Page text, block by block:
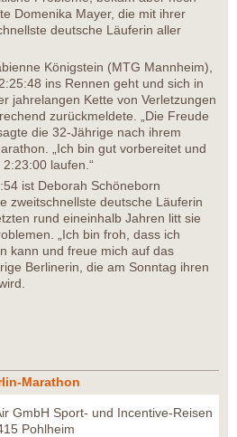
Domenika Mayer, die mit ihrer
deutsche Läuferin aller
Königstein (MTG Mannheim),
ins Rennen geht und sich in
jahrelangen Kette von Verletzungen
zurückmeldete. „Die Freude
die 32-Jährige nach ihrem
„Ich bin gut vorbereitet und
laufen.“
ist Deborah Schöneborn
zweitschnellste deutsche Läuferin
rund eineinhalb Jahren litt sie
„Ich bin froh, dass ich
kann und freue mich auf das
Berlinerin, die am Sonntag ihren
Marathon
GmbH Sport- und Incentive-Reisen
Pohlheim